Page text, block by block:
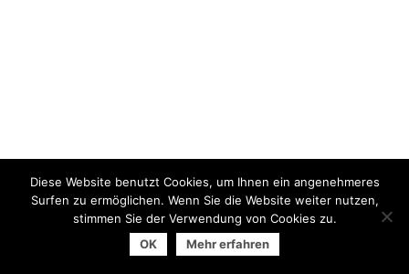
© 2026 Arbeitsgemeinschaft der Universitätsverlage | powered
|Impressum|Datenschutzhinweise
Diese Website benutzt Cookies, um Ihnen ein angenehmeres
Surfen zu ermöglichen. Wenn Sie die Website weiter nutzen,
stimmen Sie der Verwendung von Cookies zu.
OK
Mehr erfahren